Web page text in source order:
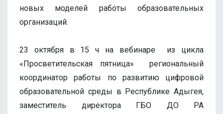
новых моделей работы образовательных
организаций.
23 октября в 15 ч на вебинаре из цикла
«Просветительская пятница» региональный
координатор работы по развитию цифровой
образовательной среды в Республике Адыгея,
заместитель директора ГБО ДО РА